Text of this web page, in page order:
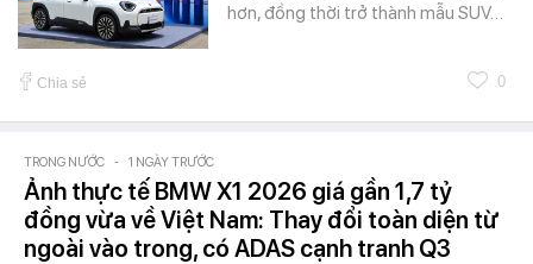
hơn, đồng thời trở thành mẫu SUV…
Chia sẻ 0
TRONG NƯỚC - 1 NGÀY TRƯỚC
Ảnh thực tế BMW X1 2026 giá gần 1,7 tỷ
đồng vừa về Việt Nam: Thay đổi toàn diện từ
ngoài vào trong, có ADAS cạnh tranh Q3